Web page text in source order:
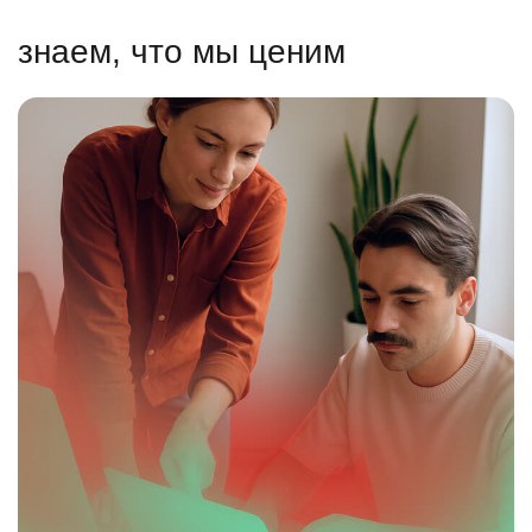
знаем, что мы ценим